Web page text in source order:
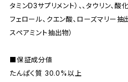
タミンD3サプリメント）、、タウリン、
フェロール、クエン酸、ローズマリー抽
スペアミント抽出物）
■保証成分値
たんぱく質 30.0%以上